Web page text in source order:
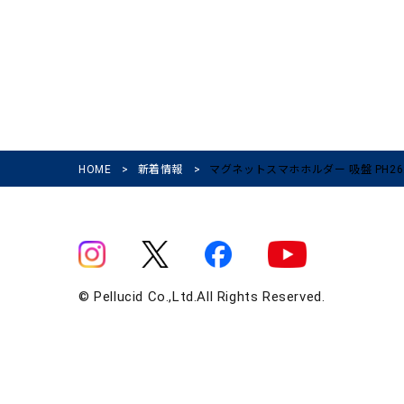
HOME > 新着情報 > マグネットスマホホルダー 吸盤
© Pellucid Co.,Ltd.All Rights Reserved.